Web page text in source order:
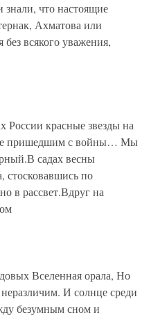
что настоящие
Ахматова или
всякого уважения,
красные звезды на
пришедшим с войны… Мы
садах весны
стосковавшись по
в рассвет.Вдруг на
Вселенная орала, Но
И солнце среди
безумным сном и